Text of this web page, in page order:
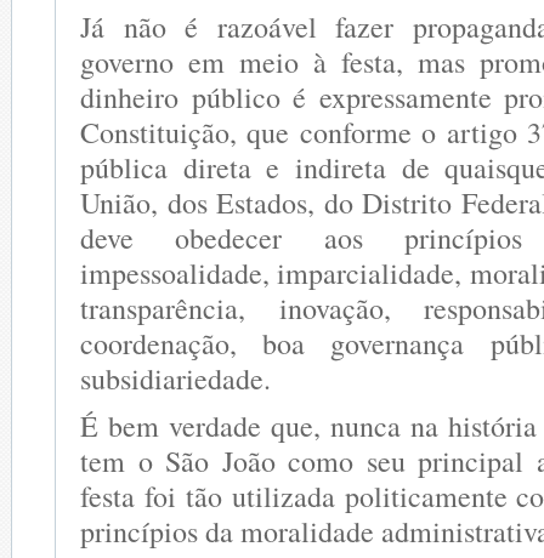
Já não é razoável fazer
governo em meio à festa, mas
dinheiro público é expressamente
Constituição, que conforme o artigo
pública direta e indireta de
União, dos Estados, do Distrito
deve obedecer aos
impessoalidade, imparcialidade,
transparência, inovação,
coordenação, boa governança
subsidiariedade.
É bem verdade que, nunca na
tem o São João como seu principal
festa foi tão utilizada politicamente
princípios da moralidade